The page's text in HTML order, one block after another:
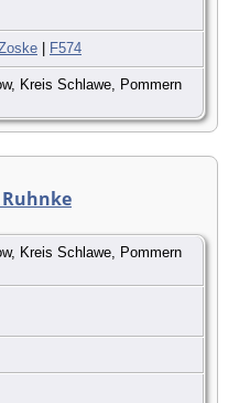
| F574
Kreis Schlawe, Pommern
Kreis Schlawe, Pommern